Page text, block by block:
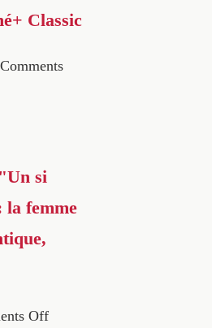
Classic
Comments
si
la femme
Off